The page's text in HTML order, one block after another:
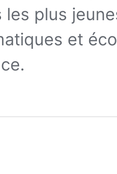
les plus
et